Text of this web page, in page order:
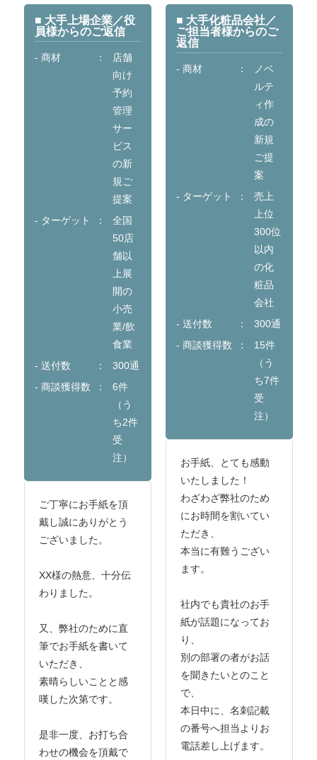
■ 大手上場企業／役
員様からのご返信
- 商材
店舗
向け
予約
管理
サー
ビス
の新
規ご
提案
- ターゲット
全国
50店
舗以
上展
開の
小売
業/飲
食業
- 送付数
300通
- 商談獲得数
6件
（う
ち2件
受
注）
ご丁寧にお手紙を頂
戴し誠にありがとう
ございました。
XX様の熱意、十分伝
わりました。
又、弊社のために直
筆でお手紙を書いて
いただき、
素晴らしいことと感
嘆した次第です。
是非一度、お打ち合
わせの機会を頂戴で
■ 大手化粧品会社／
ご担当者様からのご
返信
- 商材
ノベ
ルテ
ィ作
成の
新規
ご提
案
- ターゲット
売上
上位
300位
以内
の化
粧品
会社
- 送付数
300通
- 商談獲得数
15件
（う
ち7件
受
注）
お手紙、とても感動
いたしました！
わざわざ弊社のため
にお時間を割いてい
ただき、
本当に有難うござい
ます。
社内でも貴社のお手
紙が話題になってお
り、
別の部署の者がお話
を聞きたいとのこと
で、
本日中に、名刺記載
の番号へ担当よりお
電話差し上げます。